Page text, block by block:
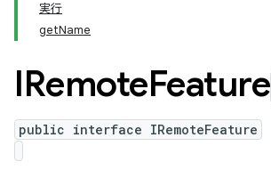
実行
getName
IRemoteFeature
public interface IRemoteFeature